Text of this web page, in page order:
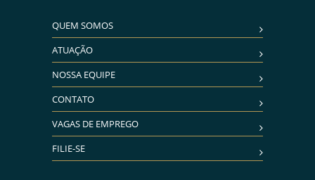
QUEM SOMOS
ATUAÇÃO
NOSSA EQUIPE
CONTATO
VAGAS DE EMPREGO
FILIE-SE